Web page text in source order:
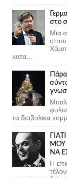
στο
Μια
κατα...
Πάρα
τα διαβολικα
ΜΟΥ
ΝΑ
Η